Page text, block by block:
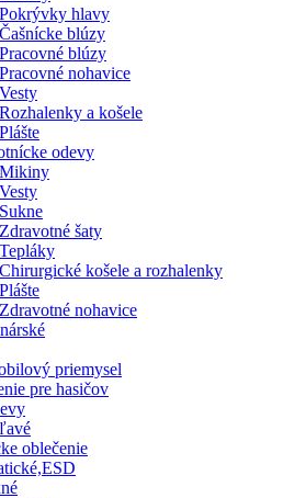
Pokrývky hlavy
Čašnícke blúzy
Pracovné blúzy
Pracovné nohavice
Vesty
Rozhalenky a košele
Plášte
odevy
Mikiny
Vesty
Sukne
Zdravotné šaty
Tepláky
Chirurgické košele a rozhalenky
Plášte
Zdravotné nohavice
priemysel
pre hasičov
oblečenie